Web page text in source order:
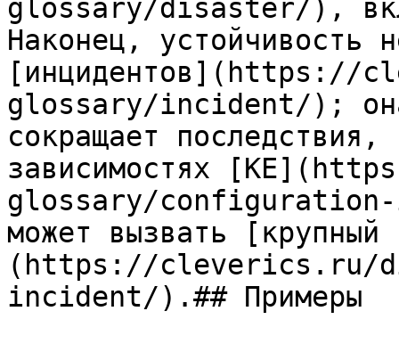
glossary/disaster/),
Наконец, устойчивость
glossary/incident/); она
сокращает
зависимостях
glossary/configuration-
может вызвать [крупный
(https://cleverics.ru/
incident/).## Примеры